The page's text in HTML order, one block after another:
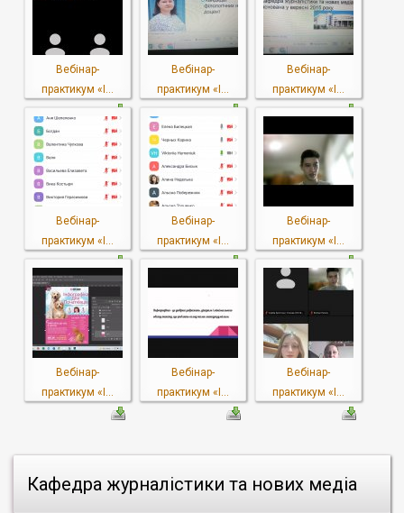
Кафедра журналістики та нових медіа
Вебінар-
практикум «І...
Вебінар-
практикум «І...
Вебінар-
практикум «І...
Вебінар-
практикум «І...
Вебінар-
практикум «І...
Вебінар-
практикум «І...
Вебінар-
практикум «І...
Вебінар-
практикум «І...
Вебінар-
практикум «І...